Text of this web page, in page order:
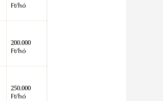
Ft/hó
200.000
Ft/hó
250.000
Ft/hó